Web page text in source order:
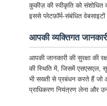
कुकीज़ की स्वीकृति को
इससे प्लेटफ़ॉर्म-संबंधित
आपकी व्यक्तिगत
आपकी जानकारी की सुरक्षा की
की स्थिति में, जिसमें एसएसएल,
भी सख्ती से प्रबंधन करते हैं जो
प्राधिकरण नियंत्रण लेना और